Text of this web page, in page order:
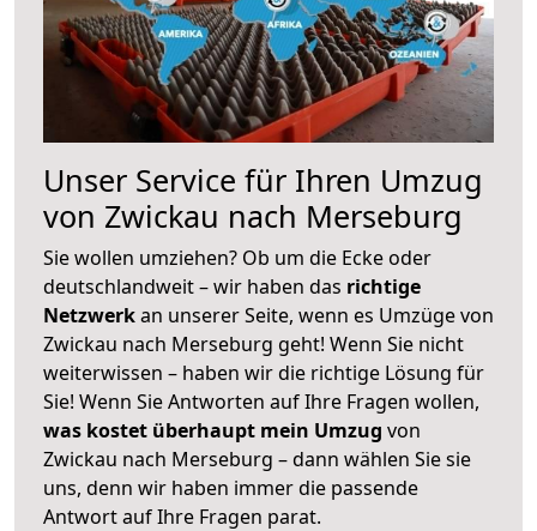
Unser Service für Ihren Umzug
von Zwickau nach Merseburg
Sie wollen umziehen? Ob um die Ecke oder
deutschlandweit – wir haben das richtige
Netzwerkan unserer Seite, wenn es Umzüge von
Zwickau nach Merseburg geht! Wenn Sie nicht
weiterwissen – haben wir die richtige Lösung für
Sie! Wenn Sie Antworten auf Ihre Fragen wollen,
was kostet überhaupt mein Umzug von
Zwickau nach Merseburg – dann wählen Sie sie
uns, denn wir haben immer die passende
Antwort auf Ihre Fragen parat.